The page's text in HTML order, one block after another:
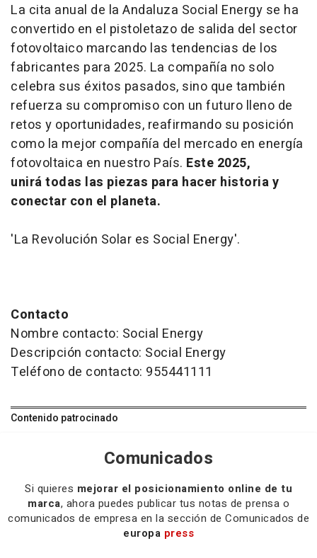
La cita anual de la Andaluza Social Energy se ha
convertido en el pistoletazo de salida del sector
fotovoltaico marcando las tendencias de los
fabricantes para 2025. La compañía no solo
celebra sus éxitos pasados, sino que también
refuerza su compromiso con un futuro lleno de
retos y oportunidades, reafirmando su posición
como la mejor compañía del mercado en energía
fotovoltaica en nuestro País. Este 2025,
unirá todas las piezas para hacer historia y
conectar con el planeta.
'La Revolución Solar es Social Energy'.
Contacto
Nombre contacto: Social Energy
Descripción contacto: Social Energy
Teléfono de contacto: 955441111
Contenido patrocinado
Comunicados
Si quieres mejorar el posicionamiento online de tu
marca, ahora puedes publicar tus notas de prensa o
comunicados de empresa en la sección de Comunicados de
europa press